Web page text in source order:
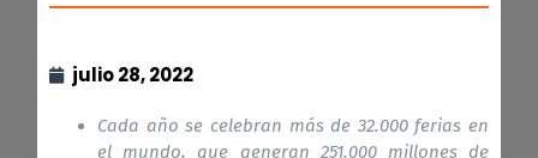
julio 28, 2022
Cada año se celebran más de 32.000 ferias en
el mundo, que generan 251.000 millones de